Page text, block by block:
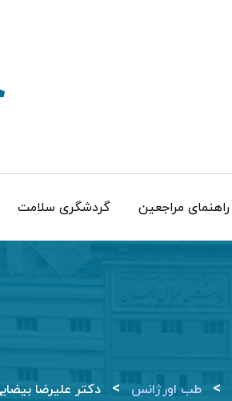
راهنمای مراجعین گردشگری سلامت
> طب اورژانس > دکتر علیرضا